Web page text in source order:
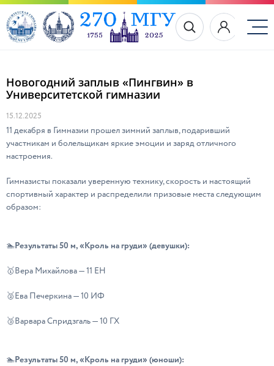
Новогодний заплыв «Пингвин» в
Университетской гимназии
15.12.2025
11 декабря в Гимназии прошел зимний заплыв, подаривший
участникам и болельщикам яркие эмоции и заряд отличного
настроения.
Гимназисты показали уверенную технику, скорость и настоящий
спортивный характер и распределили призовые места следующим
образом:
🏊Результаты 50 м, «Кроль на груди» (девушки):
🥇Вера Михайлова — 11 ЕН
🥈Ева Печеркина — 10 ИФ
🥉Варвара Спридзгаль — 10 ГХ
🏊Результаты 50 м, «Кроль на груди» (юноши):